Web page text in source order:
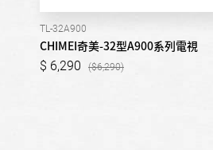
TL-32A900
CHIMEI奇美-32型A900系列電視
6,290 6,290